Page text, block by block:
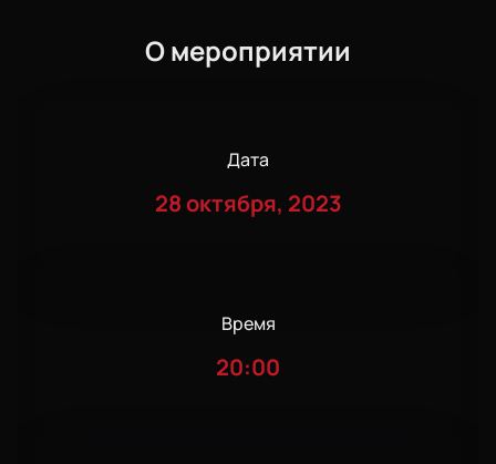
О мероприятии
Дата
28 октября, 2023
Время
20:00